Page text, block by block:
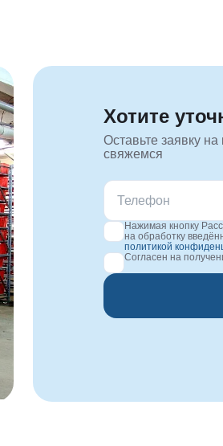
Хотите
Оставьте заявку
свяжемся
Нажимая кнопку
на обработку
политикой
Согласен на